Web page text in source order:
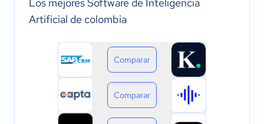
Artificial de colombia
Comparar
Comparar